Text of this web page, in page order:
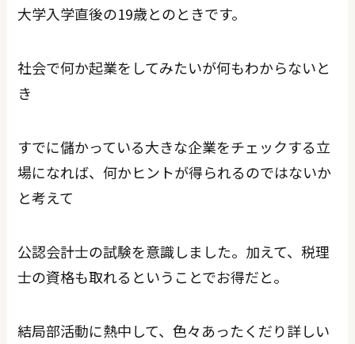
大学入学直後の19歳とのときです。
社会で何か起業をしてみたいが何もわからないと
き
すでに儲かっている大きな企業をチェックする立
場になれば、何かヒントが得られるのではないか
と考えて
公認会計士の試験を意識しました。加えて、税理
士の資格も取れるということでお得だと。
結局部活動に熱中して、色々あったくだり詳しい